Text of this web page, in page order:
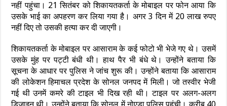
नहीं पहुंचा। 21 सितंबर को शिकायतकर्ता के मोबाइल पर फोन आया कि
उसके भाई का अपहरण कर लिया गया है। अगर 3 दिन में 20 लाख रुपए
नहीं दिए तो उसकी हत्या कर दी जाएगी।
शिकायतकर्ता के मोबाइल पर आसाराम के कई फोटो भी भेजे गए थे। उसमें
उसके मुंह पर पट्टी बंधी थी। हाथ पैर भी बंधे थे। उन्होंने बताया कि
सूचना के आधार पर पुलिस ने जांच शुरू की। उन्होंने बताया कि आसाराम
की लोकेशन हिमाचल प्रदेश के सोनल जनपद में मिली। जो तस्वीर भेजी
गई थी उनमें कमरे की टाइल भी दिख रही थी। टाइल पर अलग-अलग